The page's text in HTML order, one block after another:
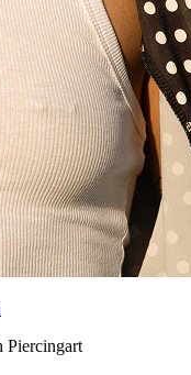
Piercingart
Original anzeigen
die farblose Farbe, sie
Kauf
Original anzeigen